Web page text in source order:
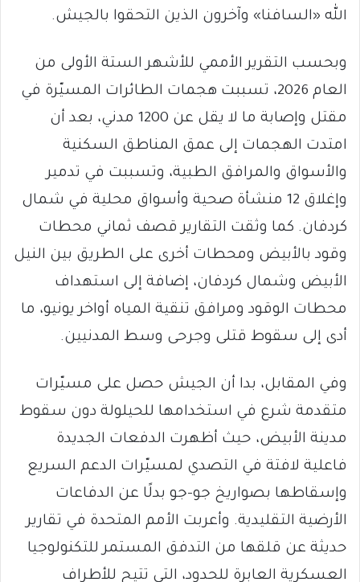
الله «السافنا» وآخرون الذين التحقوا بالجيش.
وبحسب التقرير الأممي للأشهر الستة الأولى من
العام 2026، تسببت هجمات الطائرات المسيّرة في
مقتل وإصابة ما لا يقل عن 1200 مدني، بعد أن
امتدت الهجمات إلى عمق المناطق السكنية
والأسواق والمرافق الطبية، وتسببت في تدمير
وإغلاق 12 منشأة صحية وأسواق محلية في شمال
كردفان. كما وثقت التقارير قصف ثماني محطات
وقود بالأبيض ومحطات أخرى على الطريق بين النيل
الأبيض وشمال كردفان، إضافة إلى استهداف
محطات الوقود ومرافق تنقية المياه أواخر يونيو، ما
أدى إلى سقوط قتلى وجرحى وسط المدنيين.
وفي المقابل، بدا أن الجيش حصل على مسيّرات
متقدمة شرع في استخدامها للحيلولة دون سقوط
مدينة الأبيض، حيث أظهرت الدفعات الجديدة
فاعلية لافتة في التصدي لمسيّرات الدعم السريع
وإسقاطها بصواريخ جو–جو بدلًا عن الدفاعات
الأرضية التقليدية. وأعربت الأمم المتحدة في تقارير
حديثة عن قلقها من التدفق المستمر للتكنولوجيا
العسكرية العابرة للحدود، التي تتيح للأطراف